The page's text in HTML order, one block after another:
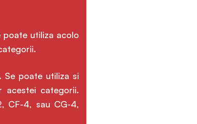
utiliza acolo
Se poate utiliza si
acestei categorii.
CF-4, sau CG-4,